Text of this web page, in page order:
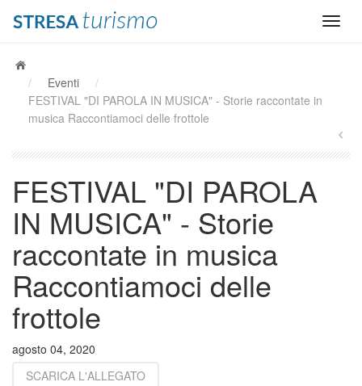
/ Eventi
/
FESTIVAL "DI PAROLA IN MUSICA" - Storie raccontate in
musica Raccontiamoci delle frottole
FESTIVAL "DI PAROLA
IN MUSICA" - Storie
raccontate in musica
Raccontiamoci delle
frottole
agosto 04, 2020
SCARICA L'ALLEGATO